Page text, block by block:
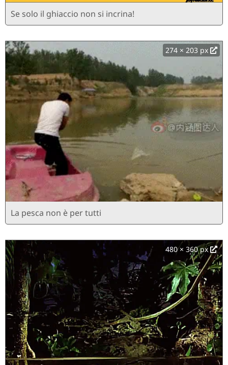
Se solo il ghiaccio non si incrina!
274 × 203 px
La pesca non è per tutti
480 × 360 px